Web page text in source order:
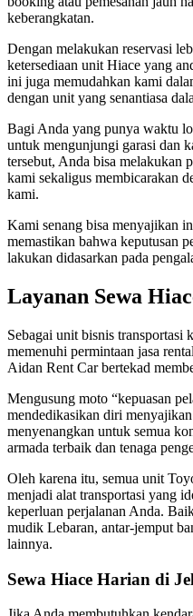
keberangkatan.
Dengan melakukan reservasi
ketersediaan unit Hiace yang
ini juga memudahkan kami
dengan unit yang senantiasa
Bagi Anda yang punya waktu
untuk mengunjungi garasi dan
tersebut, Anda bisa melakukan
kami sekaligus membicarakan
kami.
Kami senang bisa menyajikan
memastikan bahwa keputusan
lakukan didasarkan pada
Layanan Sewa
Sebagai unit bisnis transportasi
memenuhi permintaan jasa
Aidan Rent Car bertekad
Mengusung moto “kepuasan
mendedikasikan diri
menyenangkan untuk semua
armada terbaik dan tenaga
Oleh karena itu, semua unit
menjadi alat transportasi yang
keperluan perjalanan Anda.
mudik Lebaran, antar-jemput
lainnya.
Sewa Hiace Harian di